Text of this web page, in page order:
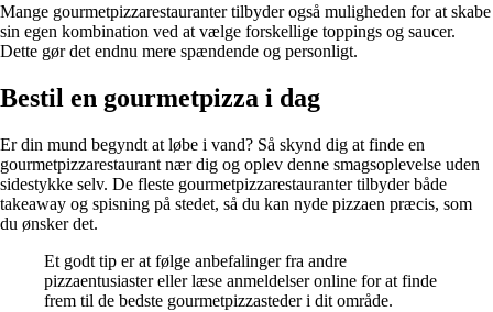
Mange gourmetpizzarestauranter tilbyder også muligheden for at skabe
sin egen kombination ved at vælge forskellige toppings og saucer.
Dette gør det endnu mere spændende og personligt.
Bestil en gourmetpizza i dag
Er din mund begyndt at løbe i vand? Så skynd dig at finde en
gourmetpizzarestaurant nær dig og oplev denne smagsoplevelse uden
sidestykke selv. De fleste gourmetpizzarestauranter tilbyder både
takeaway og spisning på stedet, så du kan nyde pizzaen præcis, som
du ønsker det.
Et godt tip er at følge anbefalinger fra andre
pizzaentusiaster eller læse anmeldelser online for at finde
frem til de bedste gourmetpizzasteder i dit område.